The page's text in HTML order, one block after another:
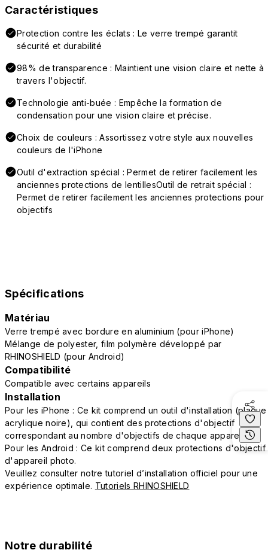
Caractéristiques
Protection contre les éclats : Le verre trempé garantit
sécurité et durabilité
98% de transparence : Maintient une vision claire et nette à
travers l'objectif.
Technologie anti-buée : Empêche la formation de
condensation pour une vision claire et précise.
Choix de couleurs : Assortissez votre style aux nouvelles
couleurs de l'iPhone
Outil d'extraction spécial : Permet de retirer facilement les
anciennes protections de lentillesOutil de retrait spécial :
Permet de retirer facilement les anciennes protections pour
objectifs
Spécifications
Matériau
Verre trempé avec bordure en aluminium (pour iPhone)
Mélange de polyester, film polymère développé par
RHINOSHIELD (pour Android)
Compatibilité
Compatible avec certains appareils
Installation
Pour les iPhone : Ce kit comprend un outil d'installation (plaque
acrylique noire), qui contient des protections d'objectif
correspondant au nombre d'objectifs de chaque appareil.
Pour les Android : Ce kit comprend deux protections d'objectif
d'appareil photo.
Veuillez consulter notre tutoriel d’installation officiel pour une
expérience optimale. Tutoriels RHINOSHIELD
Notre durabilité